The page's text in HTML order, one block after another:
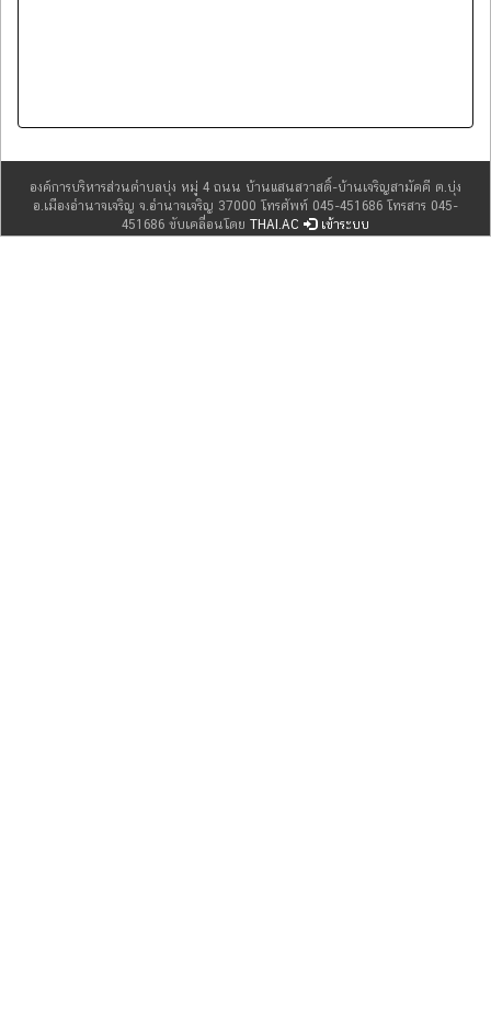
องค์การบริหารส่วนตำบลบุ่ง หมู่ 4 ถนน บ้านแสนสวาสดิ์-บ้านเจริญสามัคคี ต.บุ่ง
อ.เมืองอำนาจเจริญ จ.อำนาจเจริญ 37000 โทรศัพท์ 045-451686 โทรสาร 045-
451686 ขับเคลื่อนโดย THAI.AC เข้าระบบ